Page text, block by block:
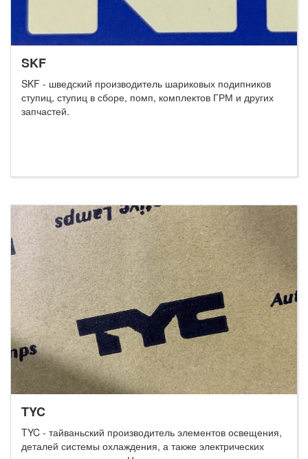
SKF
SKF - шведский производитель шариковых подипников
ступиц, ступиц в сборе, помп, комплектов ГРМ и других
запчастей.
TYC
TYC - тайваньский производитель элементов освещения,
деталей системы охлаждения, а также электрических